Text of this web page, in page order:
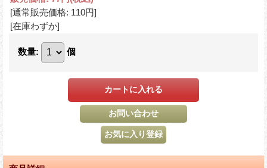
[通常販売価格: 110円]
[在庫わずか]
数量: 個